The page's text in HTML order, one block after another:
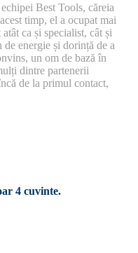
Best Tools, căreia
timp, el a ocupat mai
ca și specialist, cât și
energie și dorință de a
un om de bază în
dintre partenerii
de la primul contact,
4 cuvinte.